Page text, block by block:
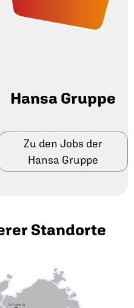
Hansa Gruppe
Zu den Jobs der
Hansa Gruppe
Standorte